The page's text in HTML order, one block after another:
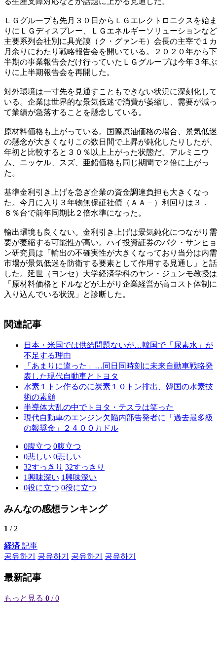
ＬＧグループも先月３０日からＬＧエレクトロニクスを始ま
りにＬＧディスプレー、ＬＧエネルギーソリューションなど
主要系列会社別に具光謨（ク・グァンモ）会長の主宰で１カ
月余りにわたり戦略報告会を開いている。２０２０年から下
半期の事業報告会だけ行っていたＬＧグループは今年３年ぶ
りに上半期報告会を再開した。
対外環境は一寸先を見通すこともできない状況に深刻化して
いる。企業は世界的な景気低迷で消費が萎縮し、需要が減っ
て業績が急落することを懸念している。
原材料価格も上がっている。国際原油価格の場合、景気低迷
の懸念が大きくなりこの数日間で上昇が鈍化したりしたが、
年初と比較すると３０％以上上がった状態だ。アルミニウ
ム、ニッケル、スズ、亜鉛価格も同じ期間で２倍に上がっ
た。
基準金利引き上げを急ぎ企業の資金調達負担も大きくなっ
た。今月に入り３年物無保証社債（ＡＡ－）利回りは３．
８％台で前年同期比２倍水準になった。
輸出環境も良くない。金利引き上げは景気鈍化につながり需
要が萎縮する可能性が高い。ハイ投資証券のパク・サンヒョ
ン研究員は「輸出の不確実性が大きくなっており当分は内需
市場が景気低迷を防衛する要素として作用する見通し」と話
した。延世（ヨンセ）大学経済学科のヤン・ジュンモ教授は
「原材料価格とドルなどが上がり企業経営が高コスト体制に
入り込んでいる状況」と診断した。
関連記事
日本・米国では供給問題ないが…韓国で「尿素水」が
不足する理由
「あまりに違った」…同日同時刻に未来自動車戦略発
表した現代自動車とトヨタ
水素１トン作るのに炭素１０トン排出、韓国の水素技
術の素顔
半導体大乱の中でトヨタ・テスラは笑った
現代自動車のエンジン欠陥内部告発者に「過去最多級
の報奨金」２４００万ドル
0腹立つ 0腹立つ
0悲しい 0悲しい
32すっきり 32すっきり
1興味深い 1興味深い
0役に立つ 0役に立つ
みんなの感想ランキング
1 / 2
経済記事
공유하기
공유하기 공유하기 공유하기
最新記事
もっと見る 0 / 0